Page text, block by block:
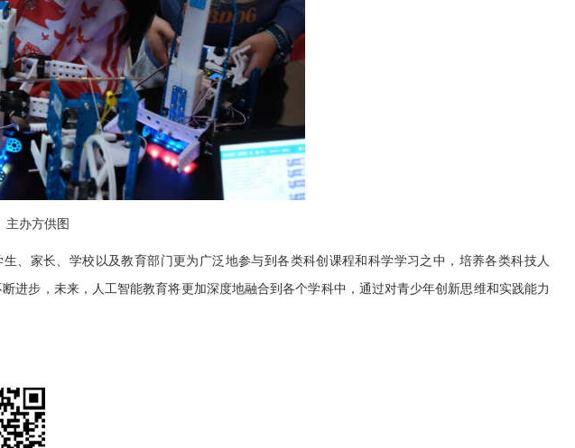
主办方供图
家长、学校以及教育部门更为广泛地参与到各类科创课程和科学学习之中，培养各类科技人
进步，未来，人工智能教育将更加深度地融合到各个学科中，通过对青少年创新思维和实践能力